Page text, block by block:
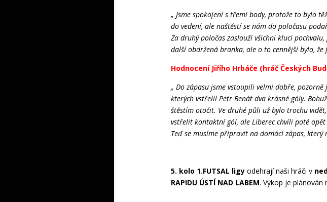
„ Jsme spokojení s třemi body, protože to bylo
do vedení, ale naštěstí se nám do poločasu
Za druhý poločas zaslouží všichni kluci
další obdržená branka, ale o to cennější bylo,
Hodnocení Jiřího Hrbáče (hráč Českých
„ Do zápasu jsme vstoupili velmi dobře,
kterých vstřelil Petr Benát dva krásné góly.
štěstím otočit. Ve druhé půli už bylo trochu
vstřelit kontaktní gól, ale Liberec chvíli poté
Teď se musíme připravit na domácí zápas, který
5. kolo 1.FUTSAL ligyodehrají naši hráči v
RAPIDU ÚSTÍ NAD LABEM. Výkop je plánován